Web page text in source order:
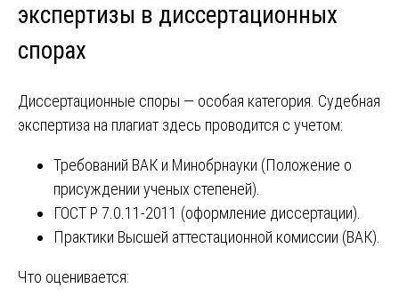
экспертизы в диссертационных
спорах
Диссертационные споры — особая категория. Судебная
экспертиза на плагиат здесь проводится с учетом:
Требований ВАК и Минобрнауки (Положение о
присуждении ученых степеней).
ГОСТ Р 7.0.11-2011 (оформление диссертации).
Практики Высшей аттестационной комиссии (ВАК).
Что оценивается: